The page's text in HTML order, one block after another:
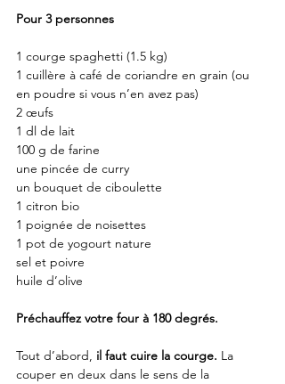
Pour 3 personnes
1 courge spaghetti (1.5 kg)
1 cuillère à café de coriandre en grain (ou
en poudre si vous n’en avez pas)
2 œufs
1 dl de lait
100 g de farine
une pincée de curry
un bouquet de ciboulette
1 citron bio
1 poignée de noisettes
1 pot de yogourt nature
sel et poivre
huile d’olive
Préchauffez votre four à 180 degrés.
Tout d’abord, il faut cuire la courge. La
couper en deux dans le sens de la